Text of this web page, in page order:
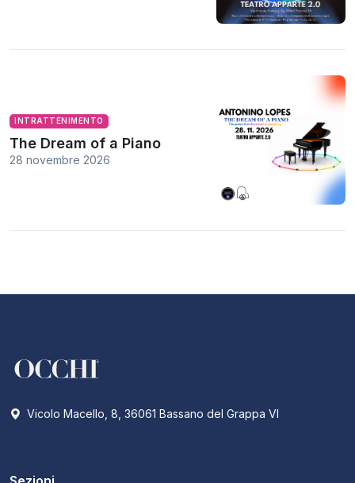
INTRATTENIMENTO
The Dream of a Piano
28 novembre 2026
Vicolo Macello, 8, 36061 Bassano del Grappa VI